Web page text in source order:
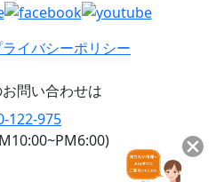
イバシーポリシー
問い合わせは
122-975